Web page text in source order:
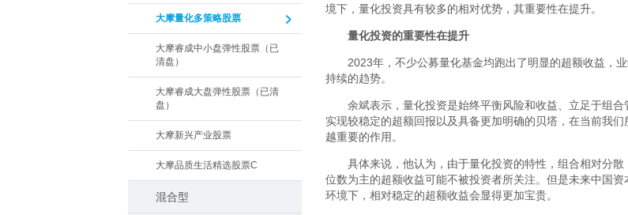
大摩量化多策略股票
大摩睿成中小盘弹性股票（已
清盘）
大摩睿成大盘弹性股票（已清
盘）
大摩新兴产业股票
大摩品质生活精选股票C
混合型
境下，量化投资具有较多的相对优势，其重要性在提升。
量化投资的重要性在提升
2023年，不少公募量化基金均跑出了明显的超额收益，
持续的趋势。
余斌表示，量化投资是始终平衡风险和收益、立足于组
实现较稳定的超额回报以及具备更加明确的贝塔，在当前我
越重要的作用。
具体来说，他认为，由于量化投资的特性，组合相对分
位数为主的超额收益可能不被投资者所关注。但是未来中国
环境下，相对稳定的超额收益会显得更加宝贵。